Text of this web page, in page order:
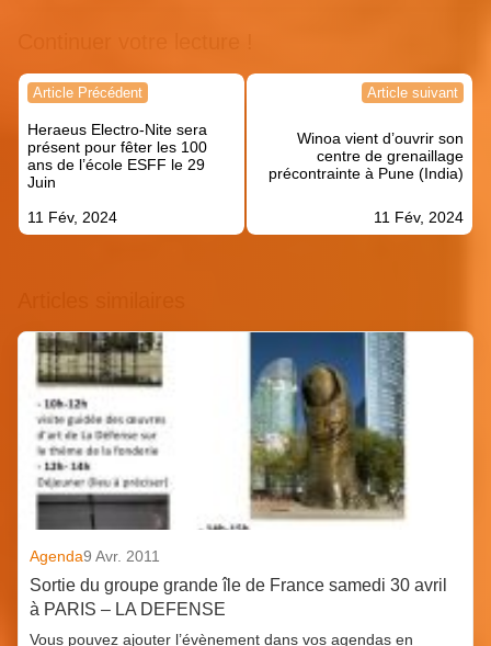
Navigation
l’article
Article Précédent
Heraeus Electro-Nite sera
présent pour fêter les 100
ans de l’école ESFF le 29
Juin
11 Fév, 2024
Article suivant
Winoa vient d’ouvrir son
centre de grenaillage
précontrainte à Pune (India)
11 Fév, 2024
Agenda9 Avr. 2011
Sortie du groupe grande île de France samedi 30 avril
à PARIS – LA DEFENSE
Vous pouvez ajouter l’évènement dans vos agendas en